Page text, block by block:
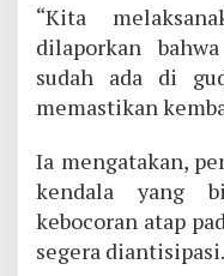
“Kita
dilaporkan
sudah ada di
memastikan
Ia mengatakan,
kendala yang
kebocoran atap
segera diantisipasi.